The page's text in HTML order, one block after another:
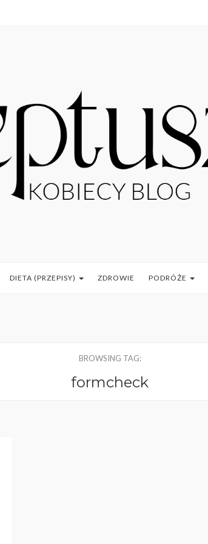
DIETA (PRZEPISY) ZDROWIE PODRÓŻE
BROWSING TAG:
formcheck